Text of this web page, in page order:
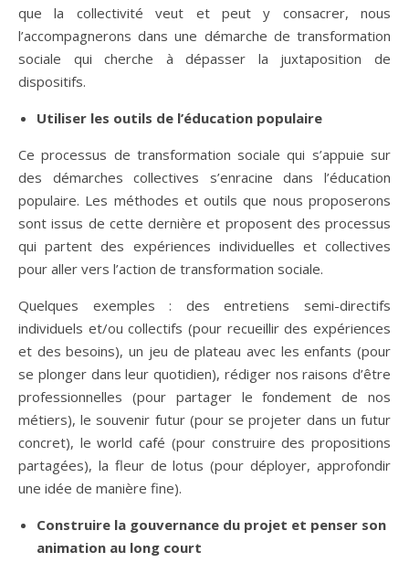
que la collectivité veut et peut y consacrer, nous
l’accompagnerons dans une démarche de transformation
sociale qui cherche à dépasser la juxtaposition de
dispositifs.
Utiliser les outils de l’éducation populaire
Ce processus de transformation sociale qui s’appuie sur
des démarches collectives s’enracine dans l’éducation
populaire. Les méthodes et outils que nous proposerons
sont issus de cette dernière et proposent des processus
qui partent des expériences individuelles et collectives
pour aller vers l’action de transformation sociale.
Quelques exemples : des entretiens semi-directifs
individuels et/ou collectifs (pour recueillir des expériences
et des besoins), un jeu de plateau avec les enfants (pour
se plonger dans leur quotidien), rédiger nos raisons d’être
professionnelles (pour partager le fondement de nos
métiers), le souvenir futur (pour se projeter dans un futur
concret), le world café (pour construire des propositions
partagées), la fleur de lotus (pour déployer, approfondir
une idée de manière fine).
Construire la gouvernance du projet et penser son
animation au long court